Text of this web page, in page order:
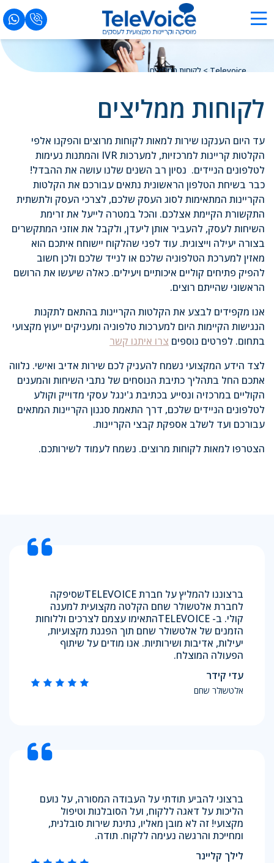
Televoice
>לקוחות ממליצים
לקוחות ממליצים
עד היום הענקנו שירות למאות לקוחות מרוצים והפקנו אלפי
הקלטות קריינות למרכזיות, למערכות IVR והמתנות נעימות
לטלפונים הניידים. נסיון רב השנים שלנו עושה את ההבדל!
כבר בשיחת הטלפון הראשונית נתאים עבורכם את הקלטות
הקריינות המתאימות לסוג העסק שלכם, לצרכי העסק ולתשתית
התקשורת הקיימת אצלכם. והכל במטרה לייעל את זרימת
השיחות לעסק, להעביר אותן ליעדן, ולקבל את אוזני המתקשרים
בצורה יעילה וייצוגית. עוד לפני שהלקוח יישוחח איתכם הוא
מאזין למערכת הטלפוניה שלכם או לנייד שלכם ולכן חשוב
להפיק פתיחים קוליים איכותיים ויעילים. כאלה שיעשו את הרושם
הראשוני שהייתם רוצים.
אנו מקפידים לבצע את הקלטות הקריינות בהתאם לתקנות
הנגישות הקיימות היום למערכות טלפוניה ומעניקים ייעוץ מקצועי
בתחום. לפרטים נוספים צרו איתנו קשר
לצד הידע המקצועי נשמח להעניק לכם שירות אדיב ואישי. נלווה
אתכם החל בתהליך כתיבת הנוסחים של נתבי השיחות והמענים
הקוליים במרכזיה ונסייע בכתיבת ג'ינגל עסקי מדוייק וקולע
לטלפונים הניידים שלכם, דרך התאמת סגנון הקריינות המתאים
עבורכם ועד לשלב אספקת קבצי הקריינות.
הצטרפו למאות לקוחות מרוצים. נשמח לעמוד לשירותכם.
ברצוננו להמליץ על חברת TELEVOICEשסיפקה
לחברת אלטשולר שחם הקלטה מקצועית למענה
קולי. ב- TELEVOICEהתאימו עצמם לצרכים וללוחות
הזמנים של אלטשולר שחם תוך הפגנת מקצועיות,
יעילות, אדיבות ושירותיות. אנו מודים על שיתוף
הפעולה המוצלח.
עדי קידר
אלטשולר שחם
ברצוני להביע תודתי על העבודה המסורה, על נועם
הליכות על דאגה ללקוח, ועל הסובלנות וטיפול
מקצועי! זה לא מובן מאליו, נתינת שירות סובלנית,
ומחייכת והרגשה נעימה ללקוח. תודה.
לילך קליינר